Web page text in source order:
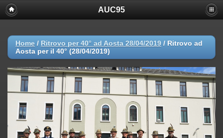
AUC95
Home / Ritrovo per 40° ad Aosta 28/04/2019 / Ritrovo ad
Aosta per il 40° (28/04/2019)